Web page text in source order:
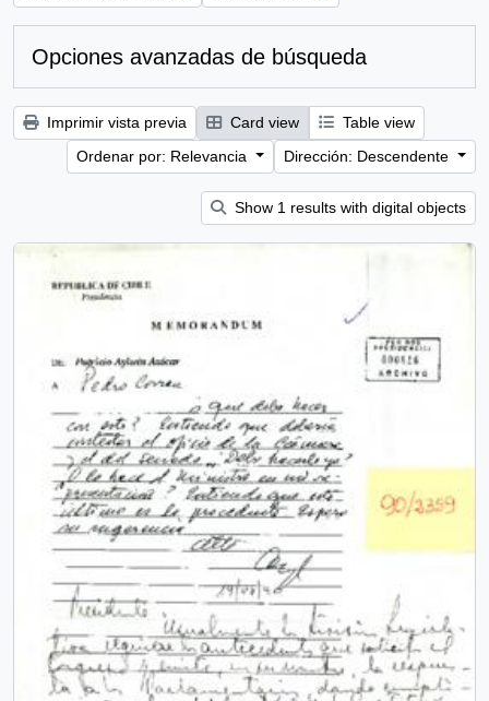
Opciones avanzadas de búsqueda
Imprimir vista previa Card view
Table view
Ordenar por: Relevancia
Dirección: Descendente
Show 1 results with digital objects